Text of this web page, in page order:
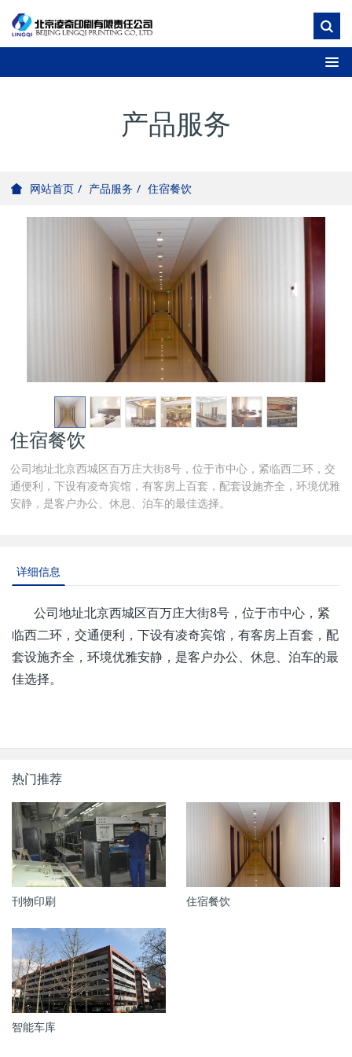
产品服务
网站首页 产品服务 住宿餐饮
住宿餐饮
公司地址北京西城区百万庄大街8号，位于市中心，紧临西二环，交
通便利，下设有凌奇宾馆，有客房上百套，配套设施齐全，环境优雅
安静，是客户办公、休息、泊车的最佳选择。
详细信息
公司地址北京西城区百万庄大街8号，位于市中心，紧
临西二环，交通便利，下设有凌奇宾馆，有客房上百套，配
套设施齐全，环境优雅安静，是客户办公、休息、泊车的最
佳选择。
热门推荐
刊物印刷 住宿餐饮
智能车库